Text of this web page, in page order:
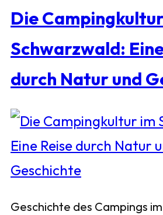
Die
Schwarzwald:
durch Natur und
Geschichte des Campings